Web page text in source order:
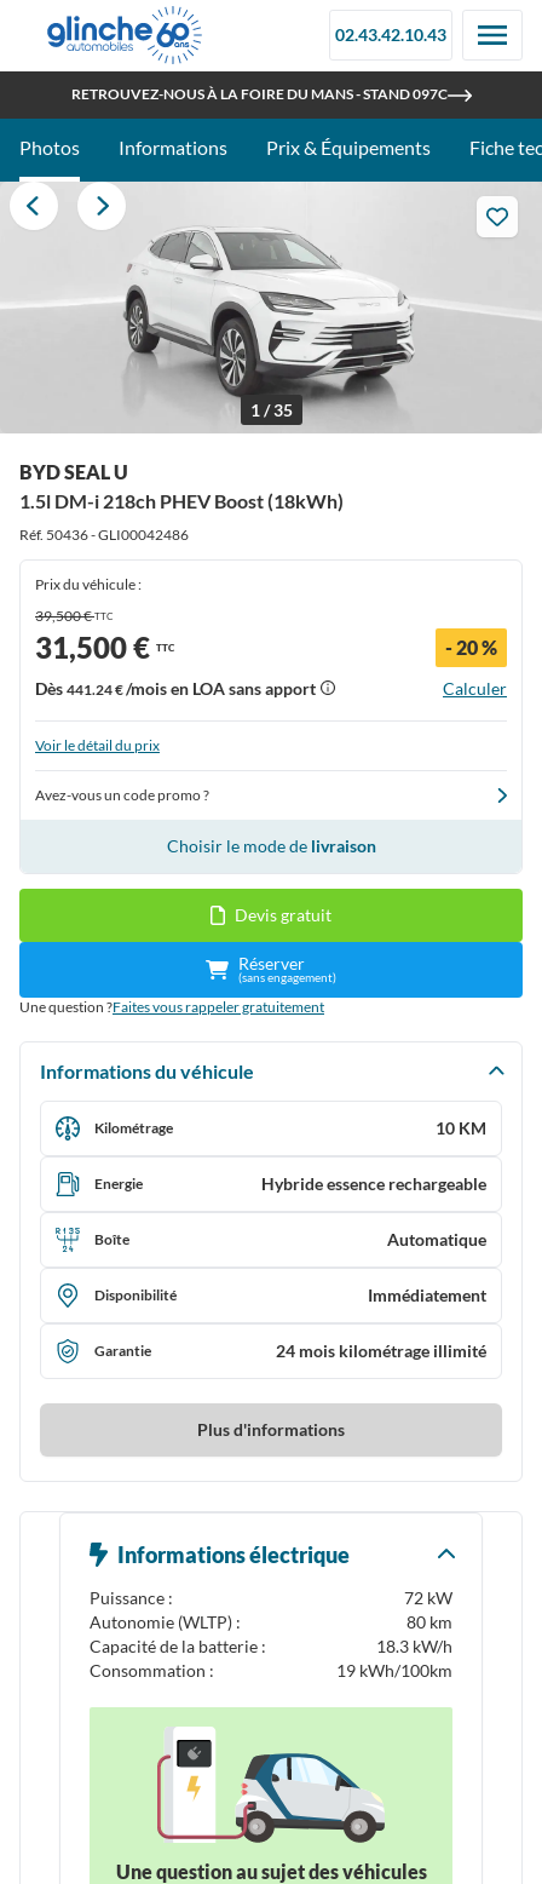
02.43.42.10.43
RETROUVEZ-NOUS À LA FOIRE DU MANS - STAND 097C
OUVERT TOUT L'ÉTÉ
Photos Informations Prix & Équipements Fiche
1 / 35
BYD SEAL U
1.5l DM-i 218ch PHEV Boost (18kWh)
Réf. 50436 - GLI00042486
Prix du véhicule :
39,500 €TTC
31,500 € TTC - 20 %
Dès 441.24 €/mois en LOA sans apport Calculer
Voir le détail du prix
Avez-vous un code promo ?
Choisir le mode de livraison
Devis gratuit
Réserver
(sans engagement)
Une question ?Faites vous rappeler gratuitement
Informations du véhicule
Kilométrage 10 KM
Energie Hybride essence rechargeable
Boîte Automatique
Disponibilité Immédiatement
Garantie 24 mois kilométrage illimité
Plus d'informations
Informations électrique
Puissance :
72 kW
Autonomie (WLTP) :
80 km
Capacité de la batterie :
18.3 kW/h
Consommation :
19 kWh/100km
Une question au sujet des véhicules